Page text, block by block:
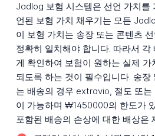
Jadlog 보험 시스템은 선언 가치를
언된 보험 가치 채우기는 모든
이 보험 가치는 송장 또는 콘텐츠
정확히 일치해야 합니다. 따라서 각
게 확인하여 보험이 원하는 실제
되도록 하는 것이 필수입니다. 송장
는 배송의 경우 extravio, 절도 또
이 가능하며 ₩1450000의 한도가
포함된 배송의 손상에 대한 배상은